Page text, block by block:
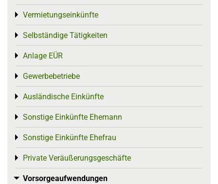
Vermietungseinkünfte
Toggle menu
Selbständige Tätigkeiten
Toggle menu
Anlage EÜR
Toggle menu
Gewerbebetriebe
Toggle menu
Ausländische Einkünfte
Toggle menu
Sonstige Einkünfte Ehemann
Toggle menu
Sonstige Einkünfte Ehefrau
Toggle menu
Private Veräußerungsgeschäfte
Toggle menu
Vorsorgeaufwendungen
Toggle menu